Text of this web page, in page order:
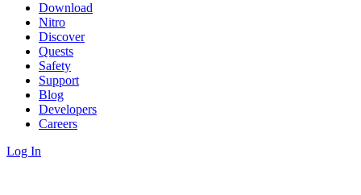
Download
Nitro
Discover
Quests
Safety
Support
Blog
Developers
Careers
Log In